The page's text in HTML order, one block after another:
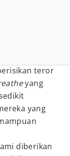
teror
yang
yang
diberikan